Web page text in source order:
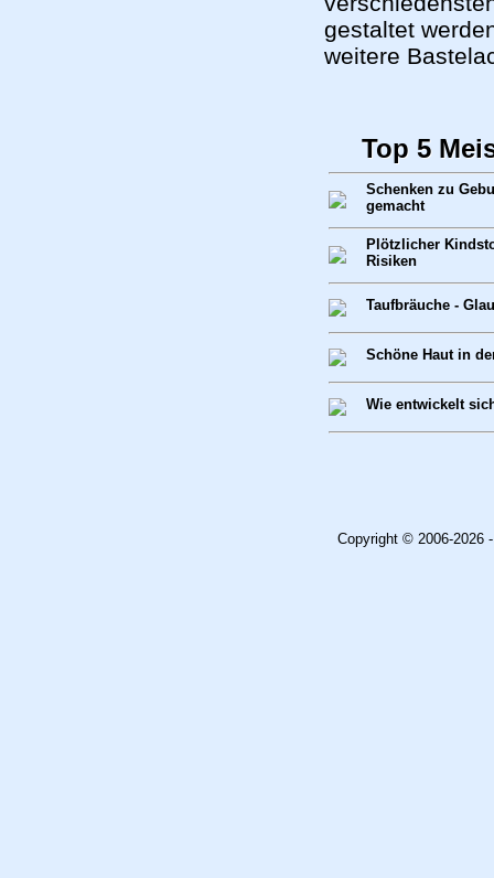
gestaltet
weitere
Top 5
Schenken zu
gemacht
Plötzlicher
Risiken
Taufbräuche -
Schöne Haut in
Wie entwickelt
Copyright © 2006-